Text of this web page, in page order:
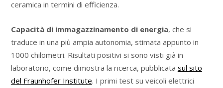
ceramica in termini di efficienza.
Capacità di immagazzinamento di energia, che si
traduce in una più ampia autonomia, stimata appunto in
1000 chilometri. Risultati positivi si sono visti già in
laboratorio, come dimostra la ricerca, pubblicata sul sito
del Fraunhofer Institute. I primi test su veicoli elettrici